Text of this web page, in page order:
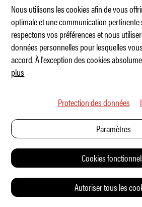
de la voiture pour la
Cooper est une voiture de
arrière construite par John
deviendra plus tard Mini-
exemplaires de cette
ont été construits. «C'était
arrière, construite en 1958.
du concept et a dit : «Ce
qui tirent la voiture, pas
tort. Deux ans plus tard,
Nous utilisons les cookies afin de vous
optimale et une communication
respectons vos préférences et nous
données personnelles pour lesquelles
accord. À l'exception des cookies
plus
Protection des données
Paramètres
Cookies
Autoriser tous les